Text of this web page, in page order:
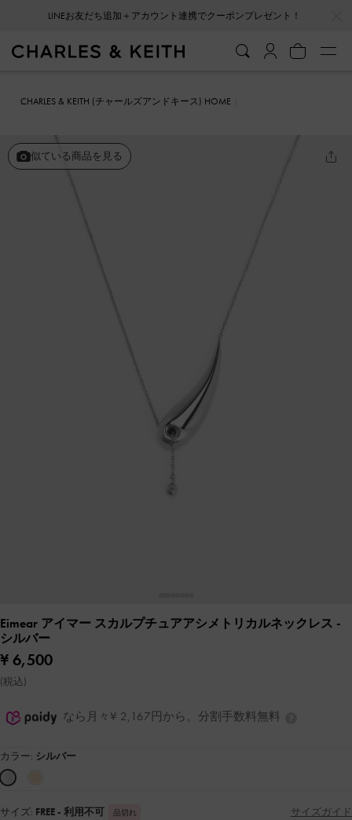
LINEお友だち追加＋アカウント連携でクーポンプレゼント！
CHARLES & KEITH (チャールズアンドキース) HOME
似ている商品を見る
Eimear アイマー スカルプチュアアシメトリカルネックレス -
シルバー
¥ 6,500
(税込)
なら月々¥ 2,167円から。分割手数料無料
カラー: シルバー
サイズ: FREE - 利用不可 品切れ サイズガイド